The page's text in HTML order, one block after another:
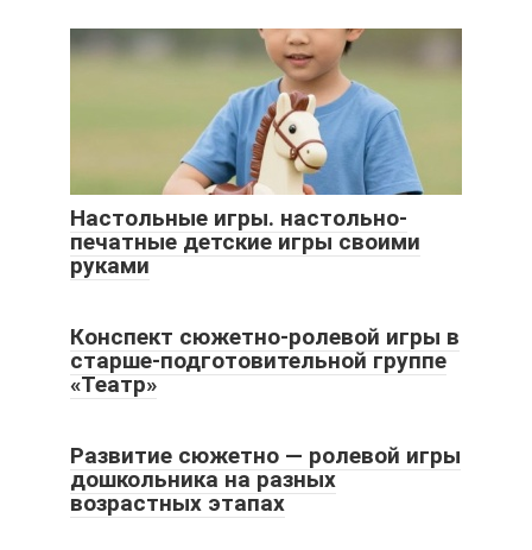
Настольные игры. настольно-
печатные детские игры своими
руками
Конспект сюжетно-ролевой игры в
старше-подготовительной группе
«Театр»
Развитие сюжетно — ролевой игры
дошкольника на разных
возрастных этапах